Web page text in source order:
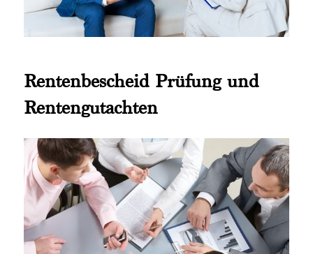
Rentenbescheid Prüfung und
Rentengutachten